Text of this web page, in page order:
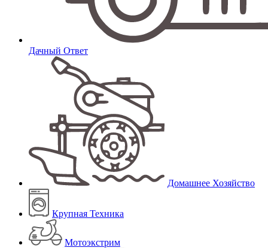
Дачный Ответ
Домашнее Хозяйство
Крупная Техника
Мотоэкстрим